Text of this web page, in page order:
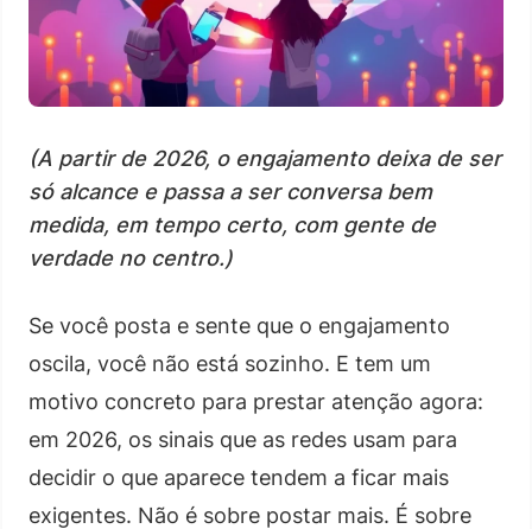
(A partir de 2026, o engajamento deixa de ser
só alcance e passa a ser conversa bem
medida, em tempo certo, com gente de
verdade no centro.)
Se você posta e sente que o engajamento
oscila, você não está sozinho. E tem um
motivo concreto para prestar atenção agora:
em 2026, os sinais que as redes usam para
decidir o que aparece tendem a ficar mais
exigentes. Não é sobre postar mais. É sobre